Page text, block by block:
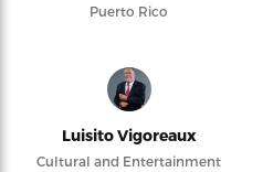
Puerto Rico
Luisito Vigoreaux
Cultural and Entertainment